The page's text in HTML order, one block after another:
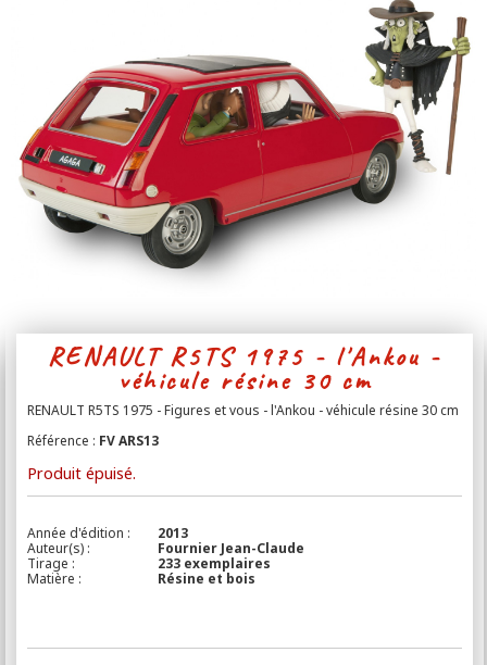
Dépot
Vente
Divers
Contact
RENAULT R5TS 1975 - l'Ankou -
véhicule résine 30 cm
RENAULT R5TS 1975 - Figures et vous - l'Ankou - véhicule résine 30 cm
Référence : FV ARS13
Produit épuisé.
Année d'édition :
2013
Auteur(s) :
Fournier Jean-Claude
Tirage :
233 exemplaires
Matière :
Résine et bois